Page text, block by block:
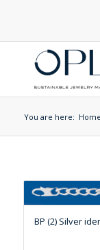
You are here: Home
BP (2) Silver